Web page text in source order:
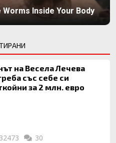
Worms Inside Your Body
на Весела Лечева
със себе си
за 2 млн. евро
32473 30